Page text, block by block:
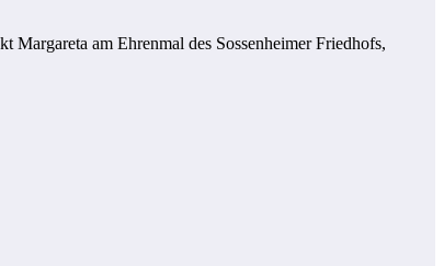
am Ehrenmal des Sossenheimer Friedhofs,